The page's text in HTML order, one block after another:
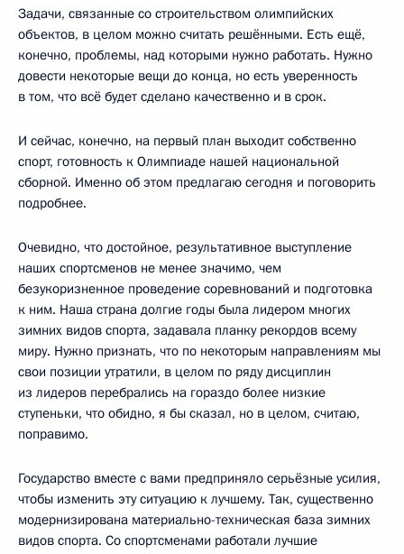
Задачи, связанные со строительством олимпийских
объектов, в целом можно считать решёнными. Есть ещё,
конечно, проблемы, над которыми нужно работать. Нужно
довести некоторые вещи до конца, но есть уверенность
в том, что всё будет сделано качественно и в срок.
И сейчас, конечно, на первый план выходит собственно
спорт, готовность к Олимпиаде нашей национальной
сборной. Именно об этом предлагаю сегодня и поговорить
подробнее.
Очевидно, что достойное, результативное выступление
наших спортсменов не менее значимо, чем
безукоризненное проведение соревнований и подготовка
к ним. Наша страна долгие годы была лидером многих
зимних видов спорта, задавала планку рекордов всему
миру. Нужно признать, что по некоторым направлениям мы
свои позиции утратили, в целом по ряду дисциплин
из лидеров перебрались на гораздо более низкие
ступеньки, что обидно, я бы сказал, но в целом, считаю,
поправимо.
Государство вместе с вами предприняло серьёзные усилия,
чтобы изменить эту ситуацию к лучшему. Так, существенно
модернизирована материально-техническая база зимних
видов спорта. Со спортсменами работали лучшие